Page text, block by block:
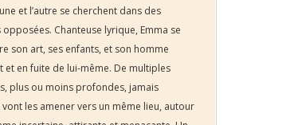
et l’autre se cherchent dans des
Chanteuse lyrique, Emma se
son art, ses enfants, et son homme
et en fuite de lui-même. De multiples
plus ou moins profondes, jamais
les amener vers un même lieu, autour